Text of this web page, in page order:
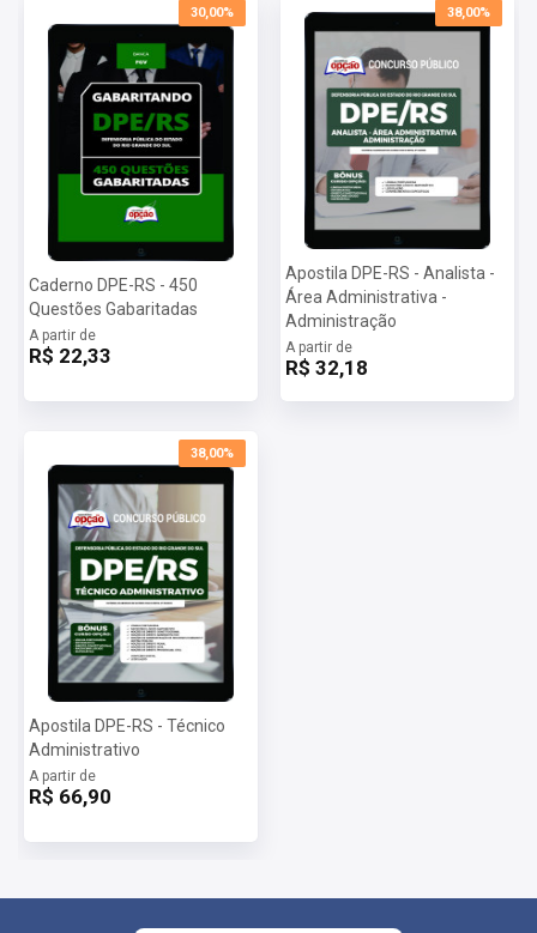
30,00%
Caderno DPE-RS - 450
Questões Gabaritadas
A partir de
R$ 22,33
38,00%
Apostila DPE-RS - Analista -
Área Administrativa -
Administração
A partir de
R$ 32,18
38,00%
Apostila DPE-RS - Técnico
Administrativo
A partir de
R$ 66,90